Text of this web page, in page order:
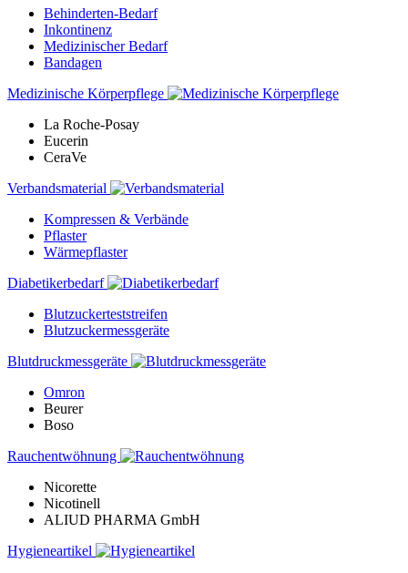
Behinderten-Bedarf
Inkontinenz
Medizinischer Bedarf
Bandagen
Medizinische Körperpflege
La Roche-Posay
Eucerin
CeraVe
Verbandsmaterial
Kompressen & Verbände
Pflaster
Wärmepflaster
Diabetikerbedarf
Blutzuckerteststreifen
Blutzuckermessgeräte
Blutdruckmessgeräte
Omron
Beurer
Boso
Rauchentwöhnung
Nicorette
Nicotinell
ALIUD PHARMA GmbH
Hygieneartikel